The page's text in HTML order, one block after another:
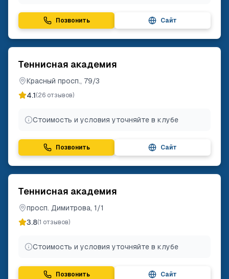
Позвонить Сайт
Теннисная академия
Красный просп., 79/3
4.1(26 отзывов)
Стоимость и условия уточняйте в клубе
Позвонить Сайт
Теннисная академия
просп. Димитрова, 1/1
3.8(1 отзывов)
Стоимость и условия уточняйте в клубе
Позвонить Сайт